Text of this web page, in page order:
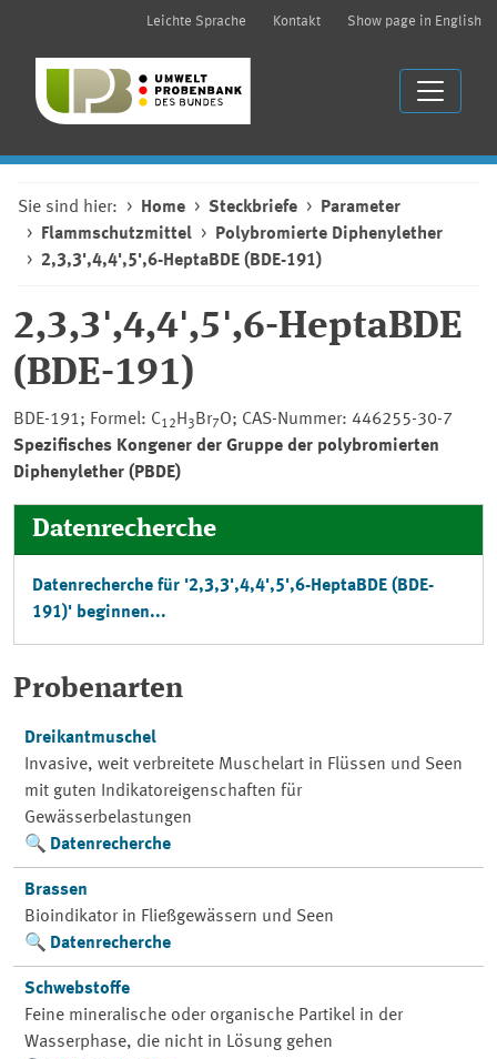
Leichte Sprache Kontakt Show page in English
Sie sind hier: Home Steckbriefe
Parameter
Flammschutzmittel
Polybromierte Diphenylether
2,3,3',4,4',5',6-HeptaBDE (BDE-191)
2,3,3',4,4',5',6-HeptaBDE
(BDE-191)
BDE-191; Formel: C12 H 3 Br7O; CAS-Nummer: 446255-30-7
Spezifisches Kongener der Gruppe der polybromierten
Diphenylether (PBDE)
Datenrecherche
Datenrecherche für '2,3,3',4,4',5',6-HeptaBDE (BDE-
191)' beginnen...
Probenarten
Dreikantmuschel
Invasive, weit verbreitete Muschelart in Flüssen und Seen
mit guten Indikatoreigenschaften für
Gewässerbelastungen
Datenrecherche
Brassen
Bioindikator in Fließgewässern und Seen
Datenrecherche
Schwebstoffe
Feine mineralische oder organische Partikel in der
Wasserphase, die nicht in Lösung gehen